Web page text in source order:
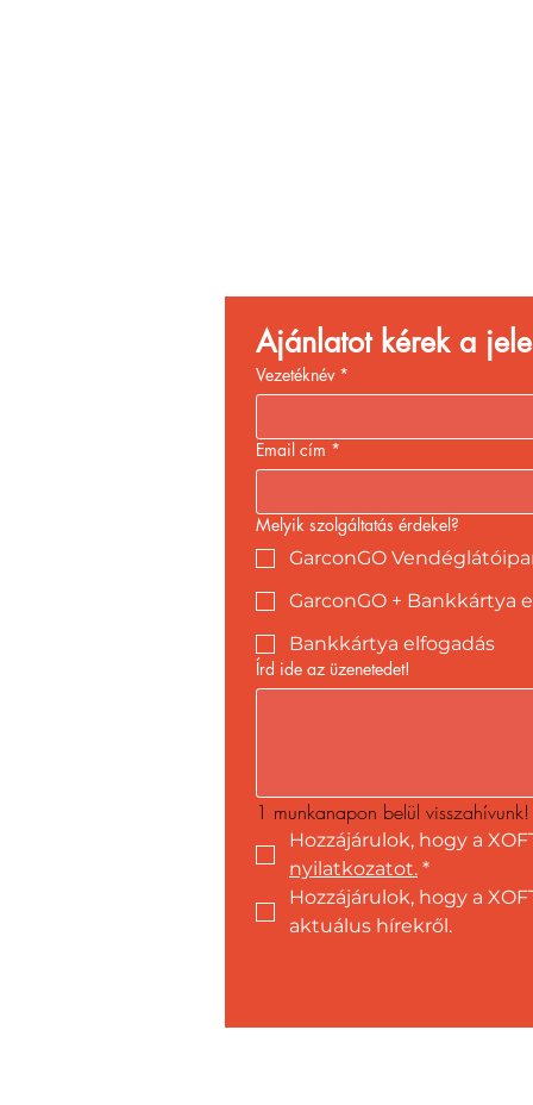
Ajánlatot kérek a
Vezetéknév *
Email cím *
Melyik szolgáltatás érdekel?
GarconGO
GarconGO + Bankkártya
Bankkártya elfogadás
Írd ide az üzenetedet!
1 munkanapon belül visszahívunk!
Hozzájárulok, hogy a
nyilatkozatot. *
Hozzájárulok, hogy a
aktuálus hírekről.